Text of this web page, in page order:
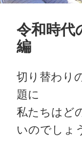
令和時代
編
切り替わり
題に
私たちはど
いのでしょ